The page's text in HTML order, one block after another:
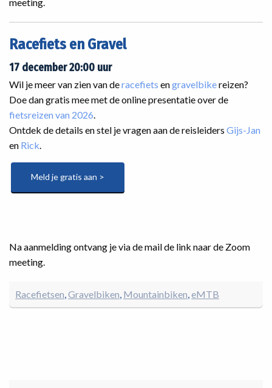
Racefiets en Gravel
17 december 20:00 uur
Wil je meer van zien van deracefiets engravelbikereizen?
Doe dan gratis mee met de online presentatie over de
fietsreizen van 2026.
Ontdek de details en stel je vragen aan de reisleiders Gijs-Jan
en Rick.
Meld je gratis aan >
Na aanmelding ontvang je via de mail de link naar de Zoom
meeting.
Racefietsen Gravelbiken Mountainbiken eMTB